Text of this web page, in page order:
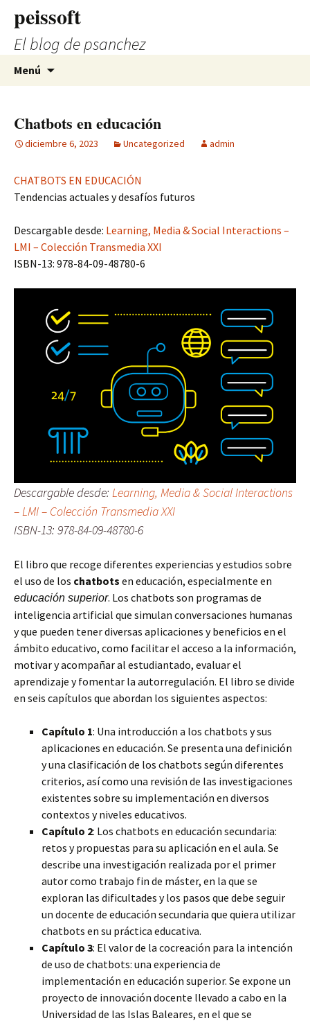
contenido
peissoft
El blog de psanchez
Menú
Chatbots en educación
diciembre 6, 2023 Uncategorized admin
CHATBOTS EN EDUCACIÓN
Tendencias actuales y desafíos futuros
Descargable desde: Learning, Media & Social Interactions –
LMI – Colección Transmedia XXI
ISBN-13: 978-84-09-48780-6
Descargable desde: Learning, Media & Social Interactions
– LMI – Colección Transmedia XXI
ISBN-13: 978-84-09-48780-6
El libro que recoge diferentes experiencias y estudios sobre
el uso de los chatbots en educación, especialmente en
educación superior. Los chatbots son programas de
inteligencia artificial que simulan conversaciones humanas
y que pueden tener diversas aplicaciones y beneficios en el
ámbito educativo, como facilitar el acceso a la información,
motivar y acompañar al estudiantado, evaluar el
aprendizaje y fomentar la autorregulación. El libro se divide
en seis capítulos que abordan los siguientes aspectos:
Capítulo 1: Una introducción a los chatbots y sus
aplicaciones en educación. Se presenta una definición
y una clasificación de los chatbots según diferentes
criterios, así como una revisión de las investigaciones
existentes sobre su implementación en diversos
contextos y niveles educativos.
Capítulo 2: Los chatbots en educación secundaria:
retos y propuestas para su aplicación en el aula. Se
describe una investigación realizada por el primer
autor como trabajo fin de máster, en la que se
exploran las dificultades y los pasos que debe seguir
un docente de educación secundaria que quiera utilizar
chatbots en su práctica educativa.
Capítulo 3: El valor de la cocreación para la intención
de uso de chatbots: una experiencia de
implementación en educación superior. Se expone un
proyecto de innovación docente llevado a cabo en la
Universidad de las Islas Baleares, en el que se